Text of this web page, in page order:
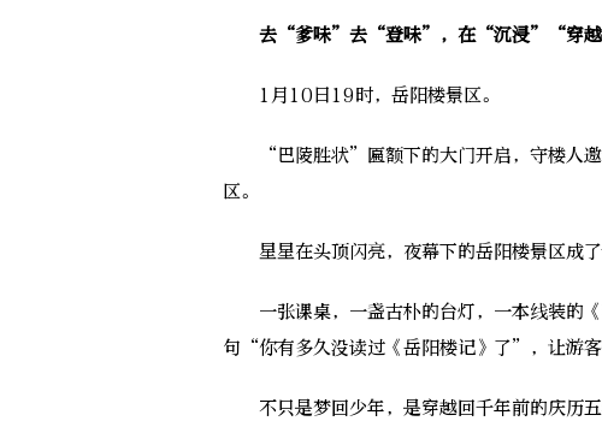
去“爹味”去“登味”，在“沉浸”“穿越
1月10日19时，岳阳楼景区。
“巴陵胜状”匾额下的大门开启，守楼人邀
区。
星星在头顶闪亮，夜幕下的岳阳楼景区成了
一张课桌，一盏古朴的台灯，一本线装的《
句“你有多久没读过《岳阳楼记》了”，让游客
不只是梦回少年，是穿越回千年前的庆历五